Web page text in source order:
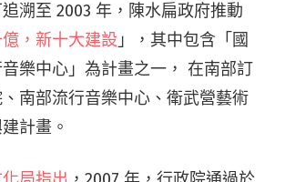
溯至 2003 年，陳水扁政府推動
，新十大建設 」，其中包含「國
樂中心」為計畫之一， 在南部訂
南部流行音樂中心、衛武營藝術
計畫。